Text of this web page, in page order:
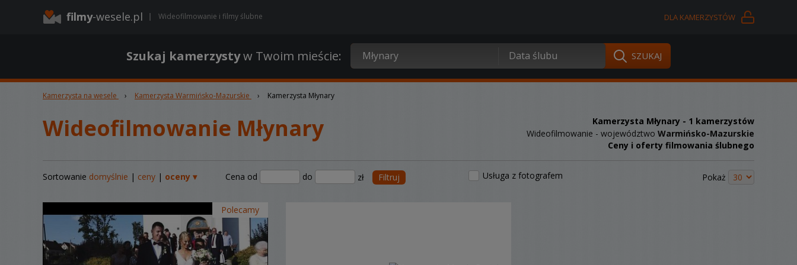
filmy-wesele.pl Wideofilmowanie i filmy ślubne DLA KAMERZYSTÓW
Szukaj kamerzystyw Twoim mieście:
Kamerzysta na wesele › Kamerzysta Warmińsko-Mazurskie › Kamerzysta Młynary
Wideofilmowanie Młynary Kamerzysta Młynary - 1 kamerzystów
Wideofilmowanie - województwo Warmińsko-Mazurskie
Ceny i oferty filmowania ślubnego
Sortowanie domyślnie | ceny | oceny ▾ Cena od do zł Filtruj Usługa z fotografem Pokaż
Polecamy